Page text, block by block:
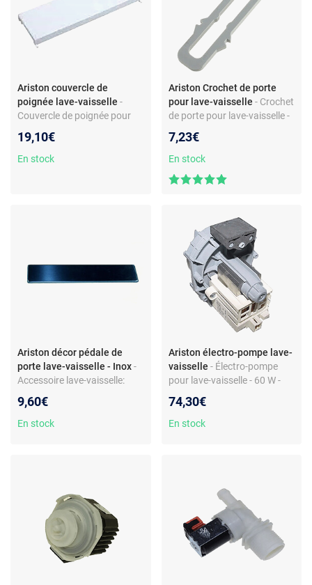
Ariston couvercle de
poignée lave-vaisselle -
Couvercle de poignée pour
rechange - Compatible
modèle LS6235 - Couleur
19,10€
En stock
Ariston Crochet de porte
pour lave-vaisselle - Crochet
de porte pour lave-vaisselle -
Réf. C00282807 -
Compatible Ariston, Indesit,
7,23€
En stock
Ariston décor pédale de
porte lave-vaisselle - Inox-
Accessoire lave-vaisselle:
porte - finition inox -
référence C00283357 -
9,60€
En stock
Ariston électro-pompe lave-
vaisselle - Électro-pompe
pour lave-vaisselle - 60 W -
6,3 mm - Sans boîtier
74,30€
En stock